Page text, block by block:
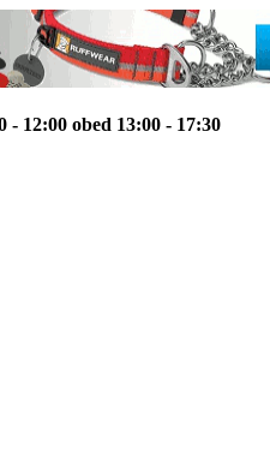
- 12:00 obed 13:00 - 17:30